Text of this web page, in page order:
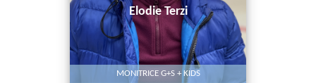
Elodie Terzi
MONITRICE G+S + KIDS